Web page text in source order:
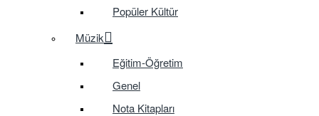
Popüler Kültür
Müzik
Eğitim-Öğretim
Genel
Nota Kitapları